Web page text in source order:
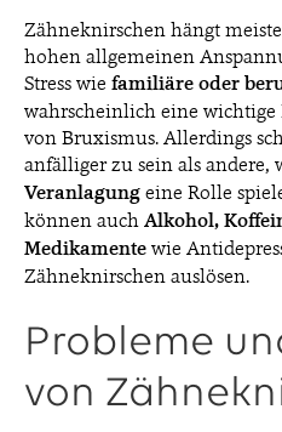
Zähneknirschen hängt
hohen allgemeinen
Stress wie familiäre oder
wahrscheinlich eine wichtige
von Bruxismus. Allerdings
anfälliger zu sein als andere,
Veranlagung eine Rolle
können auch Alkohol,
Medikamente wie
Zähneknirschen auslösen.
Probleme
von